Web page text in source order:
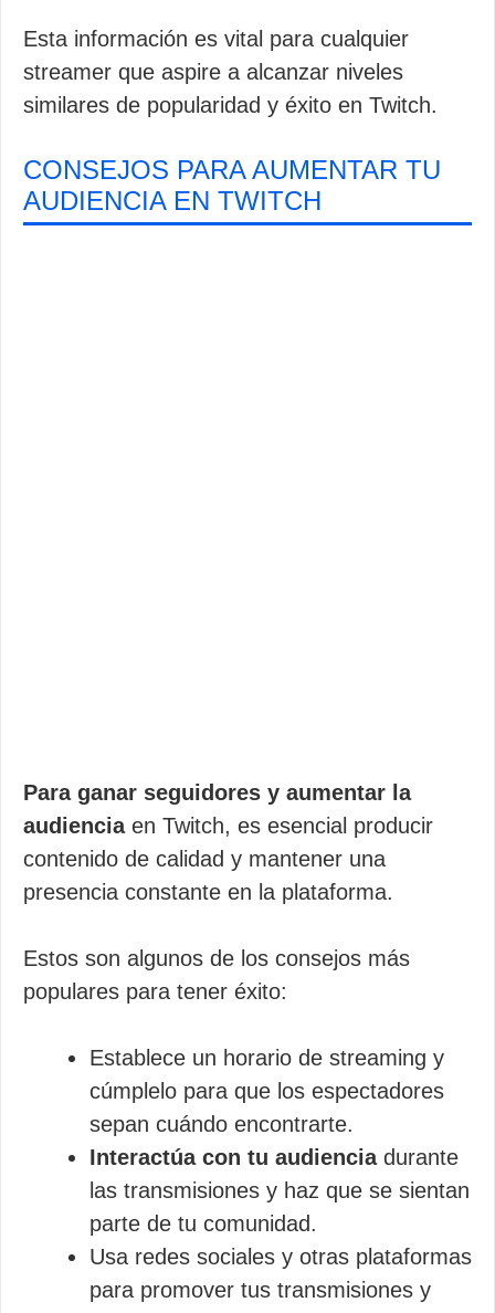
Esta información es vital para cualquier
streamer que aspire a alcanzar niveles
similares de popularidad y éxito en Twitch.
CONSEJOS PARA AUMENTAR TU
AUDIENCIA EN TWITCH
Para ganar seguidores y aumentar la
audienciaen Twitch, es esencial producir
contenido de calidad y mantener una
presencia constante en la plataforma.
Estos son algunos de los consejos más
populares para tener éxito:
Establece un horario de streaming y
cúmplelo para que los espectadores
sepan cuándo encontrarte.
Interactúa con tu audienciadurante
las transmisiones y haz que se sientan
parte de tu comunidad.
Usa redes sociales y otras plataformas
para promover tus transmisiones y